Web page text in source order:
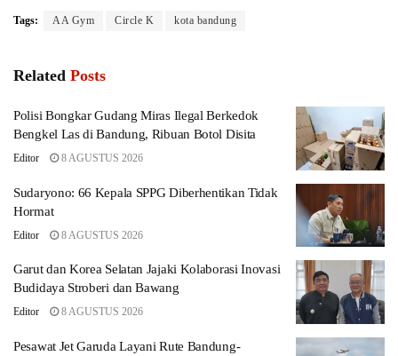
Tags: AA Gym Circle K kota bandung
Related Posts
Polisi Bongkar Gudang Miras Ilegal Berkedok
Bengkel Las di Bandung, Ribuan Botol Disita
Editor 8 AGUSTUS 2026
Sudaryono: 66 Kepala SPPG Diberhentikan Tidak
Hormat
Editor 8 AGUSTUS 2026
Garut dan Korea Selatan Jajaki Kolaborasi Inovasi
Budidaya Stroberi dan Bawang
Editor 8 AGUSTUS 2026
Pesawat Jet Garuda Layani Rute Bandung-